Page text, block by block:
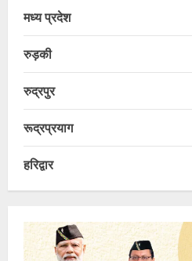
मध्य प्रदेश
रुड़की
रुद्रपुर
रूद्रप्रयाग
हरिद्वार